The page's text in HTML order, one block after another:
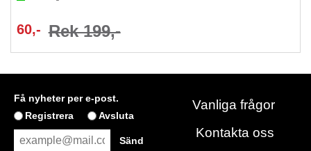
60,- Rek 199,-
Få nyheter per e-post.
Registrera
Avsluta
Vanliga frågor
Kontakta oss